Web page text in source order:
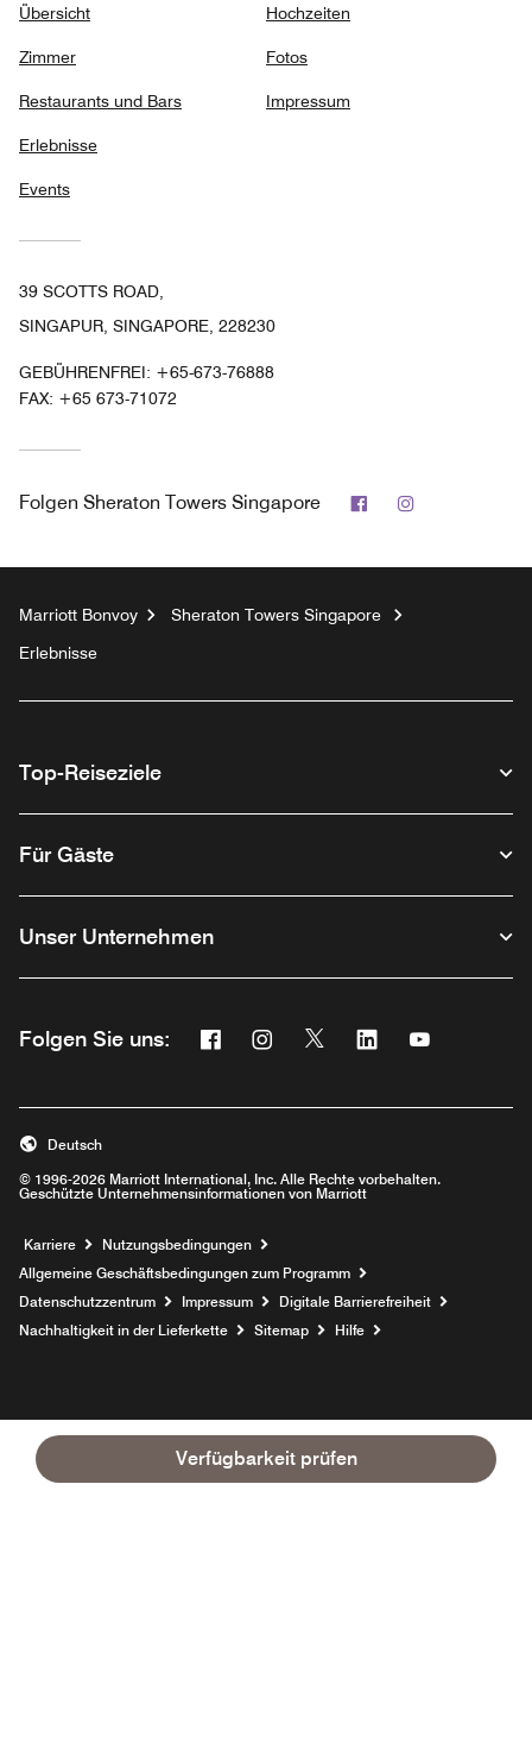
Verfügbarkeit prüfen
Übersicht
Zimmer
Restaurants und Bars
Erlebnisse
Events
Hochzeiten
Fotos
Impressum
39 SCOTTS ROAD,
SINGAPUR, SINGAPORE, 228230
GEBÜHRENFREI: +65-673-76888
FAX: +65 673-71072
Folgen Sheraton Towers Singapore Facebook
Marriott Bonvoy
Sheraton Towers Singapore
Erlebnisse
Top-Reiseziele
Für Gäste
Unser Unternehmen
Folgen Sie uns: Facebook
Opens a new window
Instagram
Opens a new window
Twitter
Opens a new window
Linkedin
Opens a new
Opens a
© 1996-2026 Marriott International, Inc. Alle Rechte vorbehalten.
Geschützte Unternehmensinformationen von Marriott
Deutsch
Karriere Opens a new window
Nutzungsbedingungen
Allgemeine Geschäftsbedingungen zum Programm
Datenschutzzentrum
Impressum
Digitale Barrierefreiheit
Nachhaltigkeit in der Lieferkette
Sitemap Hilfe